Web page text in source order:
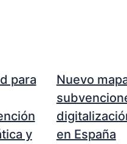
para
y
Nuevo
en España